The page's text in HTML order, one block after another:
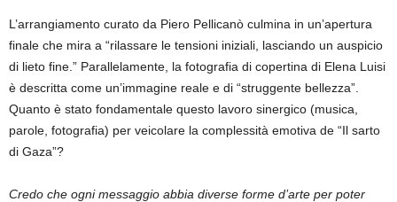
L’arrangiamento curato da Piero Pellicanò culmina in un’apertura
finale che mira a “rilassare le tensioni iniziali, lasciando un auspicio
di lieto fine.” Parallelamente, la fotografia di copertina di Elena Luisi
è descritta come un’immagine reale e di “struggente bellezza”.
Quanto è stato fondamentale questo lavoro sinergico (musica,
parole, fotografia) per veicolare la complessità emotiva de “Il sarto
di Gaza”?
Credo che ogni messaggio abbia diverse forme d’arte per poter